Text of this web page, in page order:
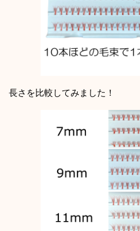
長さを比較してみました！